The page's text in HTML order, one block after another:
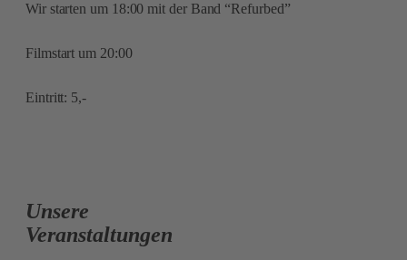
Wir starten um 18:00 mit der Band “Refurbed”
Filmstart um 20:00
Eintritt: 5,-
Unsere
Veranstaltungen